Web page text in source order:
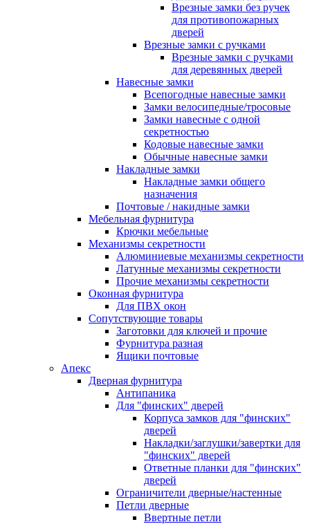
Врезные замки без ручек
для противопожарных
дверей
Врезные замки с ручками
Врезные замки с ручками
для деревянных дверей
Навесные замки
Всепогодные навесные замки
Замки велосипедные/тросовые
Замки навесные с одной
секретностью
Кодовые навесные замки
Обычные навесные замки
Накладные замки
Накладные замки общего
назначения
Почтовые / накидные замки
Мебельная фурнитура
Крючки мебельные
Механизмы секретности
Алюминиевые механизмы секретности
Латунные механизмы секретности
Прочие механизмы секретности
Оконная фурнитура
Для ПВХ окон
Сопутствующие товары
Заготовки для ключей и прочие
Фурнитура разная
Ящики почтовые
Апекс
Дверная фурнитура
Антипаника
Для "финских" дверей
Корпуса замков для "финских"
дверей
Накладки/заглушки/завертки для
"финских" дверей
Ответные планки для "финских"
дверей
Ограничители дверные/настенные
Петли дверные
Ввертные петли